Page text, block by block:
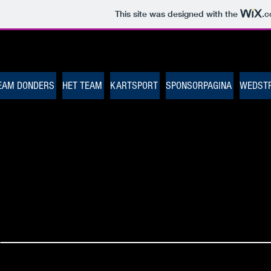
This site was designed with the
DONDERS HET TEAM KARTSPORT SPONSORPAGINA